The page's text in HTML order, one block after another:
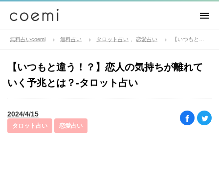
無料占いcoemi 無料占い タロット占い 恋愛占い
【いつもと違う！？】恋人の気持ちが離れて
いく予兆とは？-タロット占い
2024/4/15
タロット占い 恋愛占い